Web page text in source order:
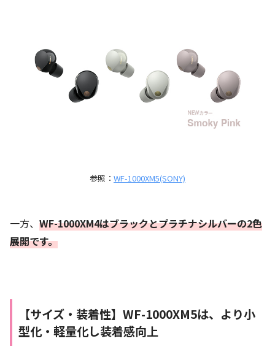
参照： WF-1000XM5(SONY)
一方、 WF-1000XM4はブラックとプラチナシルバーの2色
展開です。
【サイズ・装着性】 WF-1000XM5は、より小
型化・軽量化し装着感向上